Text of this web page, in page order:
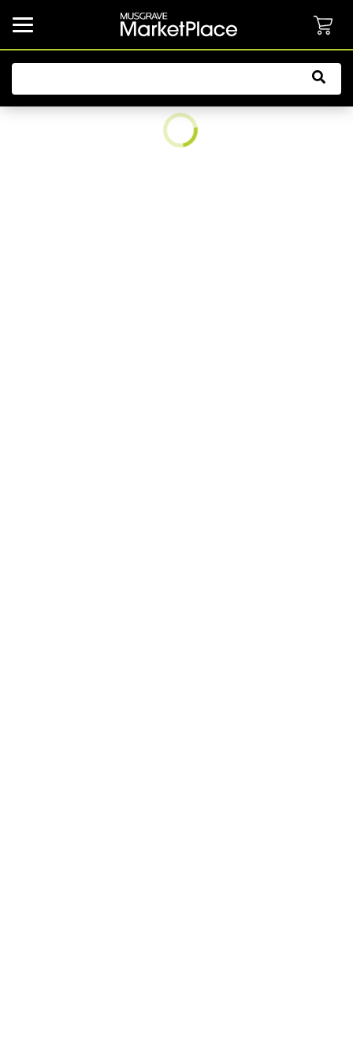
common.button.navbarCollapsed.text